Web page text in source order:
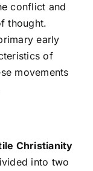
conflict and
thought.
early
of
movements
Christianity
into two